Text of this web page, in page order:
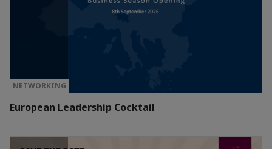
NETWORKING
European Leadership Cocktail